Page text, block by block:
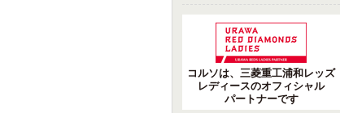
コルソは、三菱重工浦和レッズ
レディースのオフィシャル
パートナーです